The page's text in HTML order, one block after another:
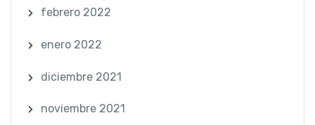
febrero 2022
enero 2022
diciembre 2021
noviembre 2021